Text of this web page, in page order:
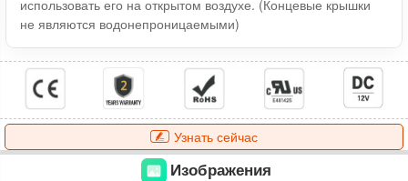
использовать его на открытом воздухе. (Концевые крышки
не являются водонепроницаемыми)
Узнать сейчас
Изображения